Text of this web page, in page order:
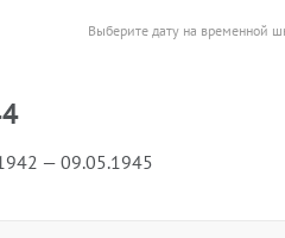
Выберите дату на временной
— 09.05.1945